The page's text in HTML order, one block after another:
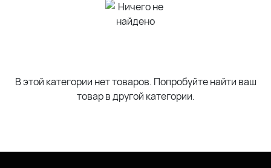
В этой категории нет товаров. Попробуйте найти ваш
товар в другой категории.